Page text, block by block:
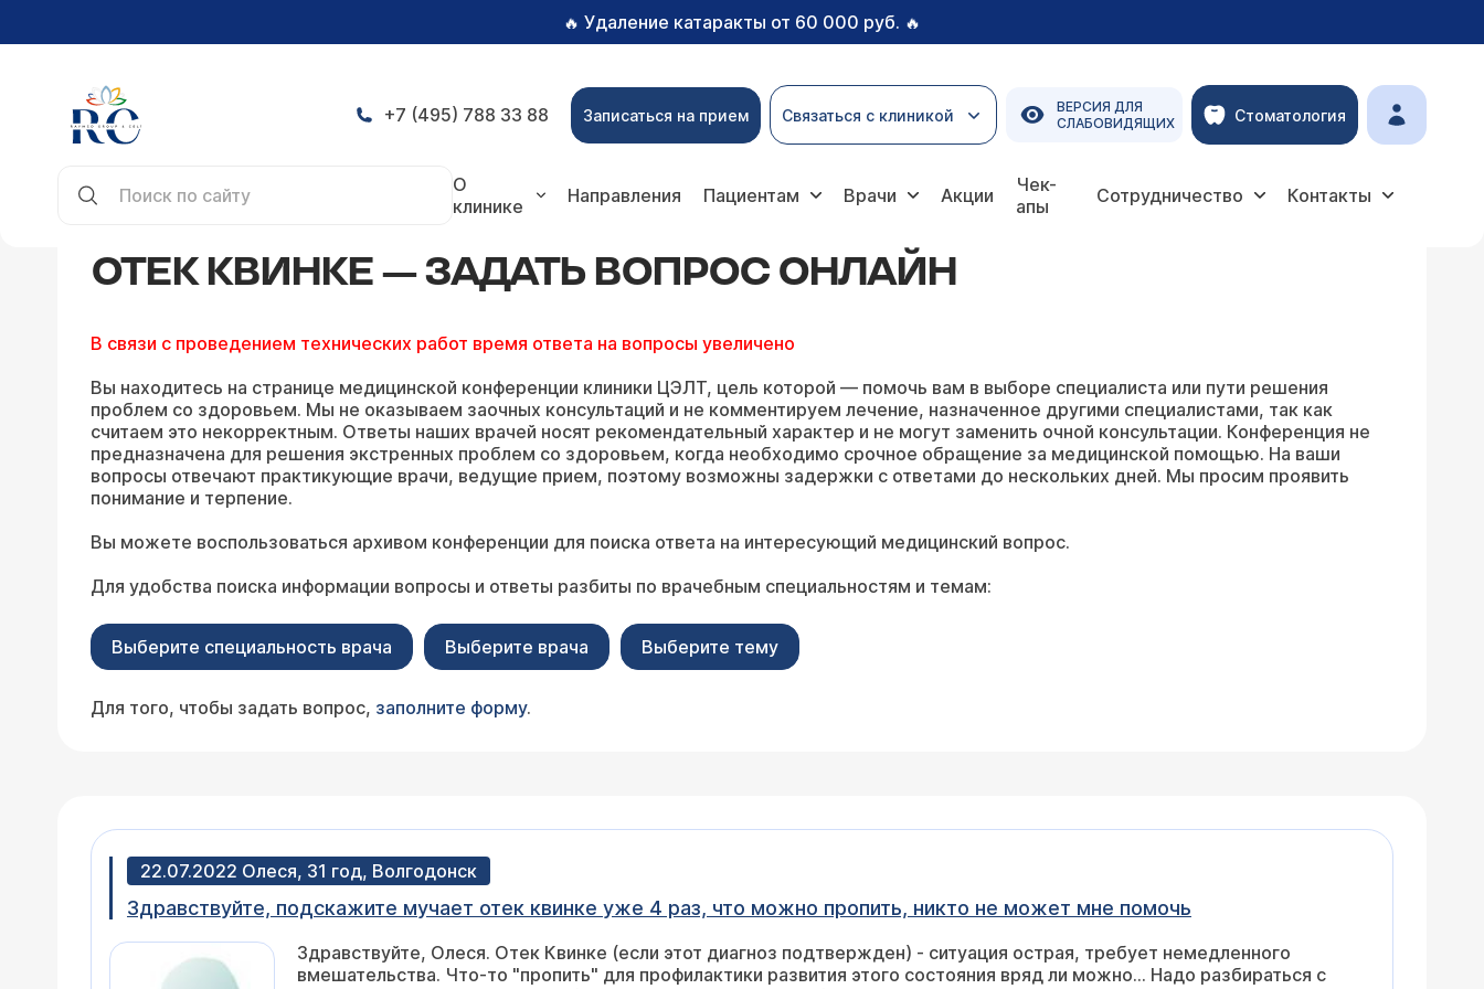
🔥 Удаление катаракты от 60 000 руб. 🔥
+7 (495) 788 33 88 Записаться на прием Связаться с клиникой
ВЕРСИЯ ДЛЯ
СЛАБОВИДЯЩИХ
Стоматология
О
клинике
Направления Пациентам Врачи Акции
Чек-
апы
Сотрудничество Контакты
ОТЕК КВИНКЕ — ЗАДАТЬ ВОПРОС ОНЛАЙН
В связи с проведением технических работ время ответа на вопросы увеличено
Вы находитесь на странице медицинской конференции клиники ЦЭЛТ, цель которой — помочь вам в выборе специалиста или пути решения
проблем со здоровьем. Мы не оказываем заочных консультаций и не комментируем лечение, назначенное другими специалистами, так как
считаем это некорректным. Ответы наших врачей носят рекомендательный характер и не могут заменить очной консультации. Конференция не
предназначена для решения экстренных проблем со здоровьем, когда необходимо срочное обращение за медицинской помощью. На ваши
вопросы отвечают практикующие врачи, ведущие прием, поэтому возможны задержки с ответами до нескольких дней. Мы просим проявить
понимание и терпение.
Вы можете воспользоваться архивом конференции для поиска ответа на интересующий медицинский вопрос.
Для удобства поиска информации вопросы и ответы разбиты по врачебным специальностям и темам:
Выберите специальность врача Выберите врача Выберите тему
Для того, чтобы задать вопрос, заполните форму.
22.07.2022 Олеся, 31 год, Волгодонск
Здравствуйте, подскажите мучает отек квинке уже 4 раз, что можно пропить, никто не может мне помочь
Здравствуйте, Олеся. Отек Квинке (если этот диагноз подтвержден) - ситуация острая, требует немедленного
вмешательства. Что-то "пропить" для профилактики развития этого состояния вряд ли можно... Надо разбираться с